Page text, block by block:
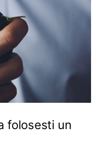
folosesti un